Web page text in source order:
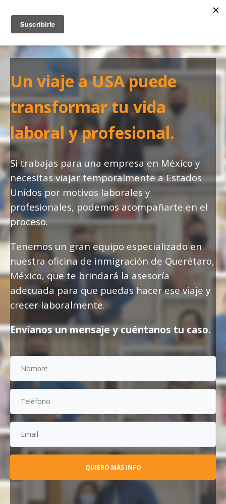
Un viaje a USA puede
transformar tu vida
laboral y profesional.
Si trabajas para una empresa en México y
necesitas viajar temporalmente a Estados
Unidos por motivos laborales y
profesionales, podemos acompañarte en el
proceso.
Tenemos un gran equipo especializado en
nuestra oficina de inmigración de Querétaro,
México, que te brindará la asesoría
adecuada para que puedas hacer ese viaje y
crecer laboralmente.
Envíanos un mensaje y cuéntanos tu caso.